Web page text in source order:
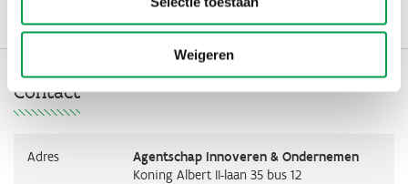
Weigeren
Beschikking van de Europese Commissie
Contact
Adres
Agentschap Innoveren & Ondernemen
Koning Albert II-laan 35 bus 12